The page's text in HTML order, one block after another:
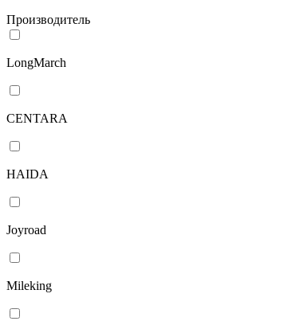
Производитель
LongMarch
CENTARA
HAIDA
Joyroad
Mileking